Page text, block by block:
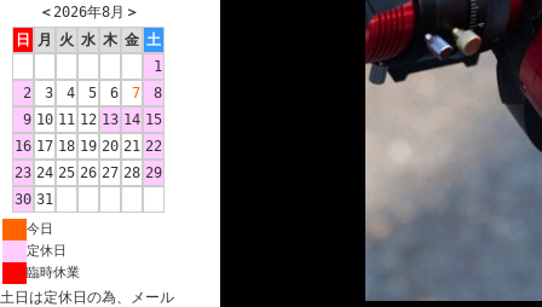
＜ 2026年8月 ＞
日
月 火 水 木 金 土
1
2
3 4 5 6 7
8
9 10 11 12 13 14 15
16 17 18 19 20 21 22
23 24 25 26 27 28 29
30 31
今日
定休日
臨時休業
土日は定休日の為、メール